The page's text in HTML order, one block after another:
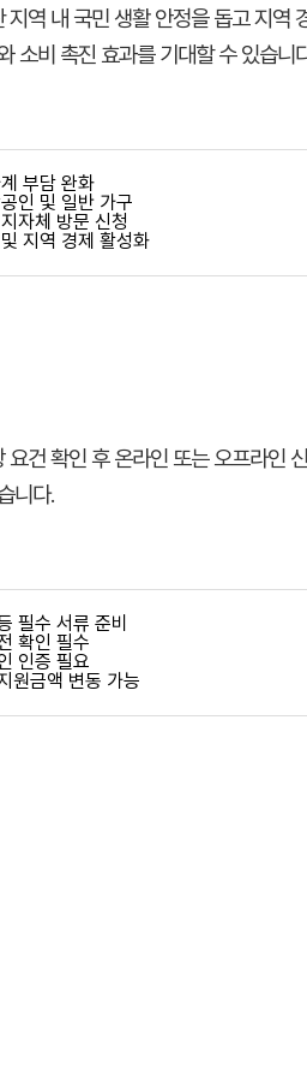
역 내 국민 생활 안정을 돕고 지역
소비 촉진 효과를 기대할 수 있습니
부담 완화
인 및 일반 가구
자체 방문 신청
지역 경제 활성화
요건 확인 후 온라인 또는 오프라인
니다.
필수 서류 준비
확인 필수
인증 필요
원금액 변동 가능